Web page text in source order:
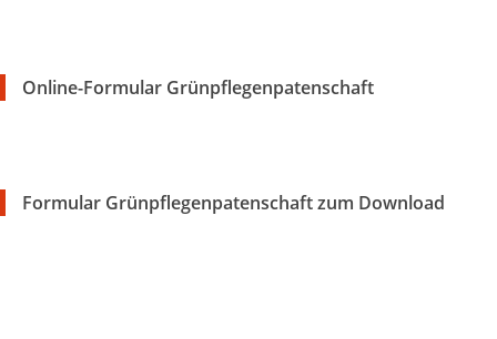
Online-Formular Grünpflegenpatenschaft
Formular Grünpflegenpatenschaft zum Download